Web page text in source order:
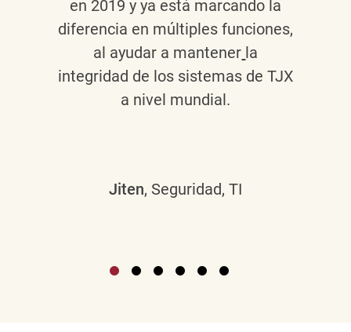
en 2019 y ya está marcando la
diferencia en múltiples funciones,
al ayudar a mantener la
integridad de los sistemas de TJX
a nivel mundial.
Jiten, Seguridad, TI